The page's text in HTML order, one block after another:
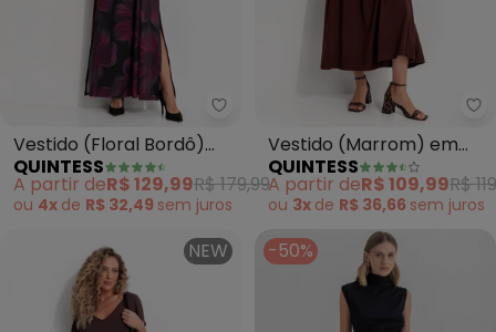
Quintess - Vestido (Floral
Vestido (Floral Bordô)
em Malha Fria
QUINTESS
A partir deR$ 129,99R$ 179,99
ou 4x de R$ 32,49 sem juros
Vestido (Marrom) em
Malha de Algodão
QUINTESS
A partir deR$ 109,99R$
ou 3x de R$ 36,66 sem juros
NEW -50%